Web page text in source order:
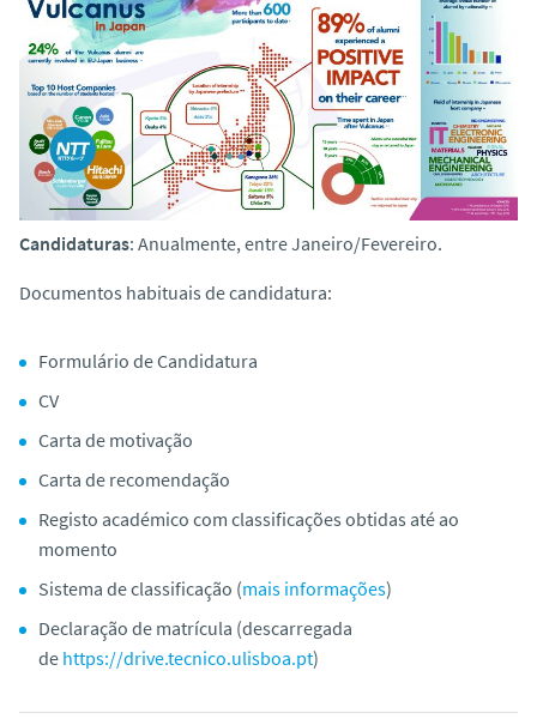
Candidaturas: Anualmente, entre Janeiro/Fevereiro.
Documentos habituais de candidatura:
Formulário de Candidatura
CV
Carta de motivação
Carta de recomendação
Registo académico com classificações obtidas até ao
momento
Sistema de classificação (mais informações)
Declaração de matrícula (descarregada
de https://drive.tecnico.ulisboa.pt)